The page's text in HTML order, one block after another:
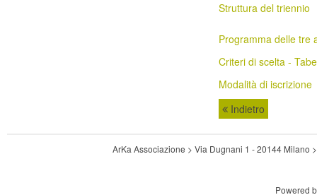
Struttura del triennio
Programma delle tre
Criteri di scelta -
Modalità di iscrizione
Indietro
ArKa Associazione > Via Dugnani 1 - 20144 Milano
Powered